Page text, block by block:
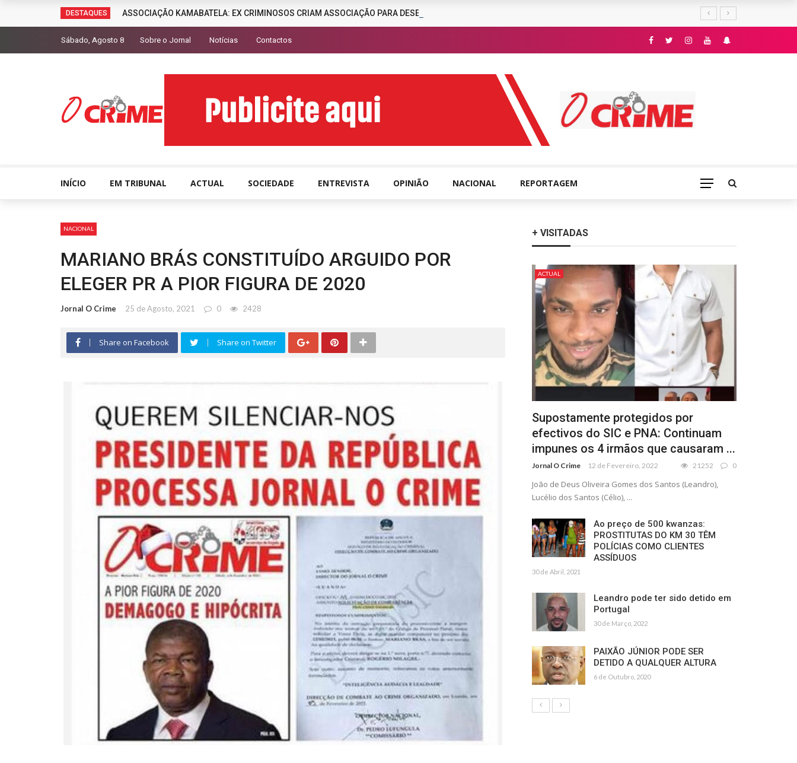
DESTAQUES ASSOCIAÇÃO KAMABATELA: EX CRIMINOSOS CRIAM ASSOCIAÇÃO PARA DESENCORAJAR A CRIMINALIDADE
Sábado, Agosto 8 Sobre o Jornal Notícias Contactos
INÍCIO EM TRIBUNAL ACTUAL SOCIEDADE ENTREVISTA OPINIÃO NACIONAL REPORTAGEM
NACIONAL
MARIANO BRÁS CONSTITUÍDO ARGUIDO POR
ELEGER PR A PIOR FIGURA DE 2020
Jornal O Crime 25 de Agosto, 2021 0 2428
Share on Facebook Share on Twitter
+ VISITADAS
ACTUAL
Supostamente protegidos por
efectivos do SIC e PNA: Continuam
impunes os 4 irmãos que causaram ...
Jornal O Crime 12 de Fevereiro, 2022 21252 0
João de Deus Oliveira Gomes dos Santos (Leandro),
Lucélio dos Santos (Célio), ...
Ao preço de 500 kwanzas:
PROSTITUTAS DO KM 30 TÊM
POLÍCIAS COMO CLIENTES
ASSÍDUOS
30 de Abril, 2021
Leandro pode ter sido detido em
Portugal
30 de Março, 2022
PAIXÃO JÚNIOR PODE SER
DETIDO A QUALQUER ALTURA
6 de Outubro, 2020